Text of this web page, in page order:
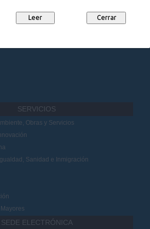
SERVICIOS
Obras y Servicios
Sanidad e Inmigración
SEDE ELECTRÓNICA